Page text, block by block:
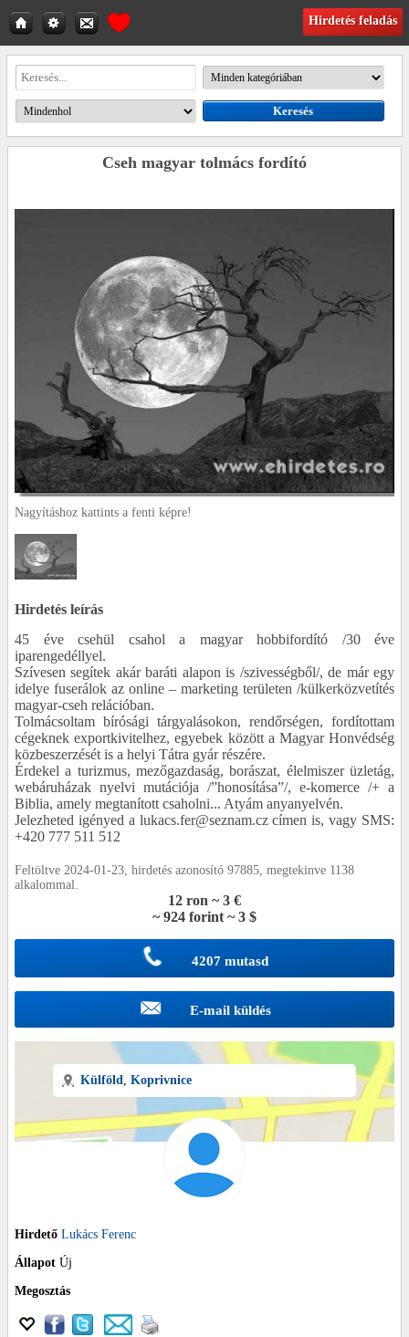
Hirdetés feladás
Cseh magyar tolmács fordító
Nagyításhoz kattints a fenti képre!
Hirdetés leírás
45 éve csehül csahol a magyar hobbifordító /30 éve
iparengedéllyel.
Szívesen segítek akár baráti alapon is /szivességből/, de már egy
idelye fuserálok az online – marketing területen /külkerközvetítés
magyar-cseh relációban.
Tolmácsoltam bírósági tárgyalásokon, rendőrségen, fordítottam
cégeknek exportkivitelhez, egyebek között a Magyar Honvédség
közbeszerzését is a helyi Tátra gyár részére.
Érdekel a turizmus, mezőgazdaság, borászat, élelmiszer üzletág,
webáruházak nyelvi mutációja /”honosítása”/, e-komerce /+ a
Biblia, amely megtanított csaholni... Atyám anyanyelvén.
Jelezheted igényed a lukacs.fer@seznam.cz címen is, vagy SMS:
+420 777 511 512
Feltöltve 2024-01-23, hirdetés azonosító 97885, megtekinve 1138
alkalommal.
12 ron ~ 3 €
~ 924 forint ~ 3 $
4207 mutasd
E-mail küldés
Külföld, Koprivnice
Hirdető Lukács Ferenc
Állapot Új
Megosztás